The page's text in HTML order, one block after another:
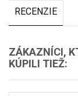
RECENZIE
ZÁKAZNÍCI,
KÚPILI TIEŽ: